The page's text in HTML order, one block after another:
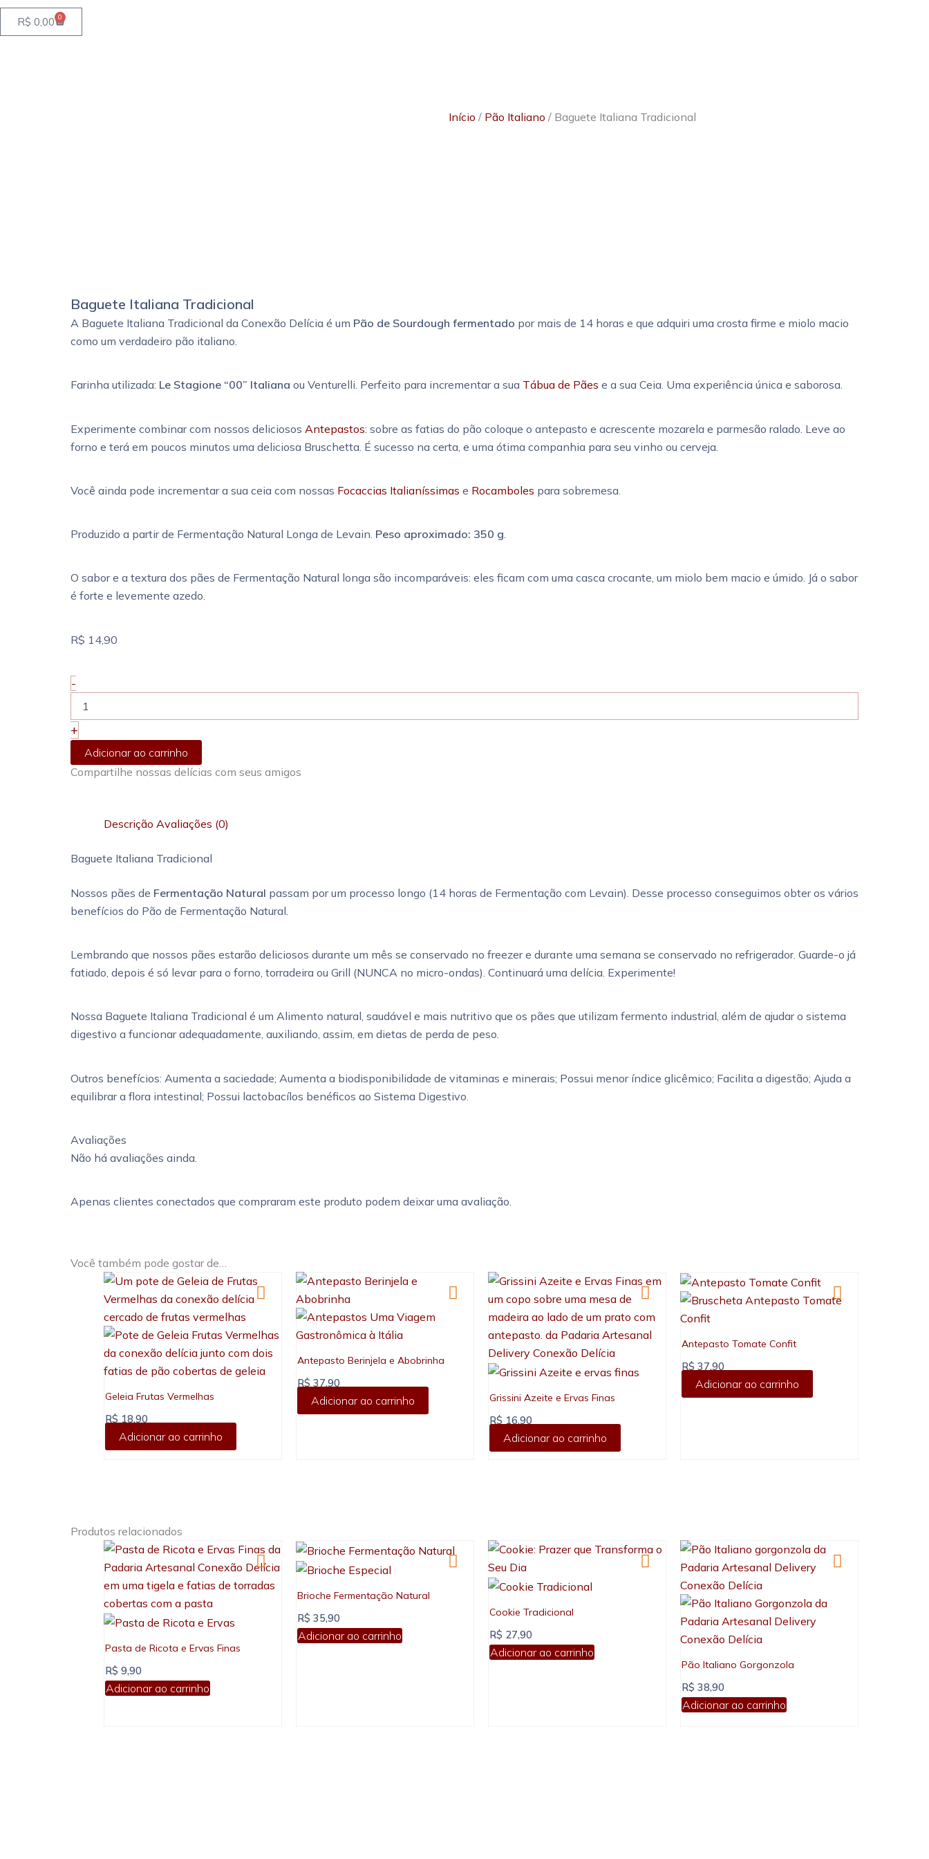
R$ 0,00 0
Carrinho
Início / Pão Italiano / Baguete Italiana Tradicional
Baguete Italiana Tradicional
A Baguete Italiana Tradicional da Conexão Delícia é um Pão de Sourdough fermentado por mais de 14 horas e que adquiri uma crosta firme e miolo macio
como um verdadeiro pão italiano.
Farinha utilizada: Le Stagione “00” Italiana ou Venturelli. Perfeito para incrementar a sua Tábua de Pães e a sua Ceia. Uma experiência única e saborosa.
Experimente combinar com nossos deliciosos Antepastos: sobre as fatias do pão coloque o antepasto e acrescente mozarela e parmesão ralado. Leve ao
forno e terá em poucos minutos uma deliciosa Bruschetta. É sucesso na certa, e uma ótima companhia para seu vinho ou cerveja.
Você ainda pode incrementar a sua ceia com nossas Focaccias Italianíssimas e Rocamboles para sobremesa.
Produzido a partir de Fermentação Natural Longa de Levain. Peso aproximado: 350 g.
O sabor e a textura dos pães de Fermentação Natural longa são incomparáveis: eles ficam com uma casca crocante, um miolo bem macio e úmido. Já o sabor
é forte e levemente azedo.
R$ 14,90
-Baguete
Italiana
Tradicional
quantidade
+
Adicionar ao carrinho
Compartilhe nossas delícias com seus amigos
Descrição Avaliações (0)
Baguete Italiana Tradicional
Nossos pães de Fermentação Natural passam por um processo longo (14 horas de Fermentação com Levain). Desse processo conseguimos obter os vários
benefícios do Pão de Fermentação Natural.
Lembrando que nossos pães estarão deliciosos durante um mês se conservado no freezer e durante uma semana se conservado no refrigerador. Guarde-o já
fatiado, depois é só levar para o forno, torradeira ou Grill (NUNCA no micro-ondas). Continuará uma delícia. Experimente!
Nossa Baguete Italiana Tradicional é um Alimento natural, saudável e mais nutritivo que os pães que utilizam fermento industrial, além de ajudar o sistema
digestivo a funcionar adequadamente, auxiliando, assim, em dietas de perda de peso.
Outros benefícios: Aumenta a saciedade; Aumenta a biodisponibilidade de vitaminas e minerais; Possui menor índice glicêmico; Facilita a digestão; Ajuda a
equilibrar a flora intestinal; Possui lactobacílos benéficos ao Sistema Digestivo.
Avaliações
Não há avaliações ainda.
Apenas clientes conectados que compraram este produto podem deixar uma avaliação.
Você também pode gostar de…
Geleia Frutas Vermelhas
R$ 18,90
Adicionar ao carrinho
Antepasto Berinjela e Abobrinha
R$ 37,90
Adicionar ao carrinho
Grissini Azeite e Ervas Finas
R$ 16,90
Adicionar ao carrinho
Antepasto Tomate Confit
R$ 37,90
Adicionar ao carrinho
Produtos relacionados
Pasta de Ricota e Ervas Finas
R$ 9,90
Adicionar ao carrinho
Brioche Fermentação Natural
R$ 35,90
Adicionar ao carrinho
Cookie Tradicional
R$ 27,90
Adicionar ao carrinho
Pão Italiano Gorgonzola
R$ 38,90
Adicionar ao carrinho